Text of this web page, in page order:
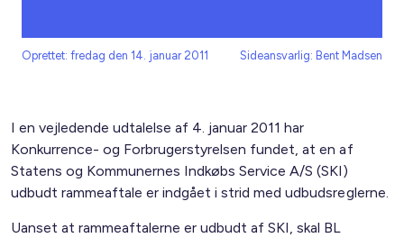
Oprettet: fredag den 14. januar 2011 Sideansvarlig: Bent Madsen
I en vejledende udtalelse af 4. januar 2011 har
Konkurrence- og Forbrugerstyrelsen fundet, at en af
Statens og Kommunernes Indkøbs Service A/S (SKI)
udbudt rammeaftale er indgået i strid med udbudsreglerne.
Uanset at rammeaftalerne er udbudt af SKI, skal BL